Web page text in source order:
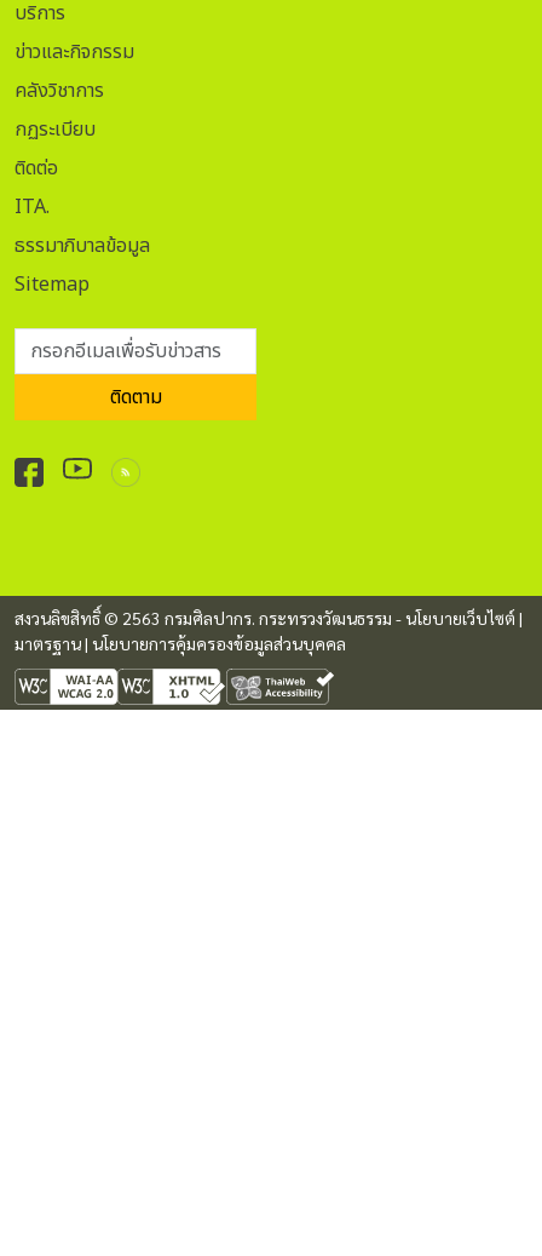
บริการ
ข่าวและกิจกรรม
คลังวิชาการ
กฏระเบียบ
ติดต่อ
ITA.
ธรรมาภิบาลข้อมูล
Sitemap
กรอกอีเมลเพื่อรับข่าวสาร
ติดตาม
สงวนลิขสิทธิ์ © 2563 กรมศิลปากร. กระทรวงวัฒนธรรม -นโยบายเว็บไซต์ |
มาตรฐาน| นโยบายการคุ้มครองข้อมูลส่วนบุคคล